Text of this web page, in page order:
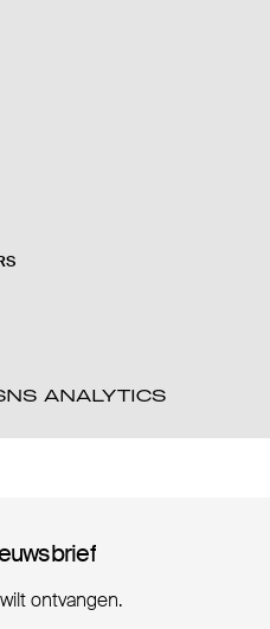
ANALYTICS
ANALYTICS
ontvangen.